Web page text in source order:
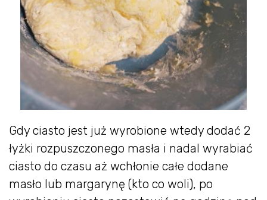
Gdy ciasto jest już wyrobione wtedy dodać 2
łyżki rozpuszczonego masła i nadal wyrabiać
ciasto do czasu aż wchłonie całe dodane
masło lub margarynę (kto co woli), po